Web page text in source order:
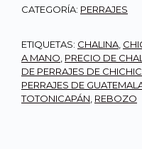
CATEGORÍA: PERRAJES
ETIQUETAS: CHALINA
A MANO PRECIO DE
DE PERRAJES DE
PERRAJES DE
TOTONICAPÁN REBOZO